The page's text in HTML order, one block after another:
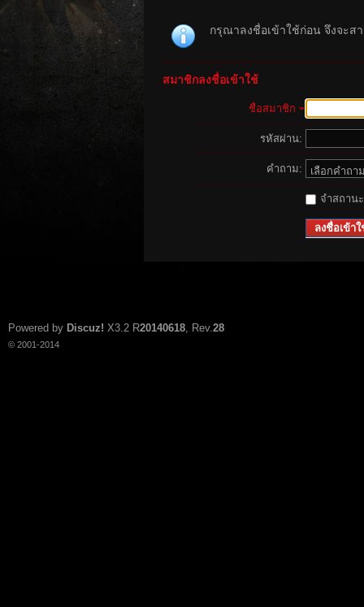
กรุณาลงชื่อเข้าใช้ก่อน จึงจะส
สมาชิกลงชื่อเข้าใช้
ชื่อสมาชิก
รหัสผ่าน:
คำถาม:
จำสถาน
ลงชื่อเข้าใ
Powered by Discuz! X3.2 R20140618, Rev.28
© 2001-2014